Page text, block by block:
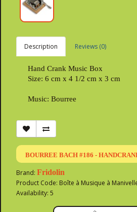
Description Reviews (0)
Hand Crank Music Box
Size: 6 cm x 4 1/2 cm x 3 cm
Music: Bourree
BOURREE BACH #186 -
Brand: Fridolin
Product Code: Boîte à Musique à
Availability: 5